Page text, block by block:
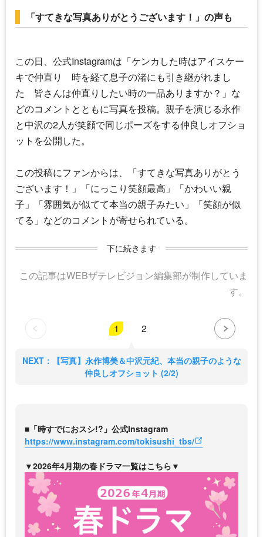
「すてきな写真ありがとうございます！」の声も
この日、公式Instagramは「ケンカした時はアイスケー
キで仲直り 時を経て息子の渚にも引き継がれまし
た 皆さんは仲直りしたい時の一品ありますか？」な
どのコメントとともに写真を投稿。親子を演じる永作
と中沢の2人が笑顔で同じポーズをする仲良しオフショ
ットを公開した。
この投稿にファンからは、「すてきな写真ありがとう
ございます！」「にっこり笑顔最高」「かわいい親
子」「雰囲気が似てて本当の親子みたい」「笑顔が似
てる」などのコメントが寄せられている。
下に続きます
この記事はWEBザテレビジョン編集部が制作していま
す。
1 2
NEXT：【写真】永作博美＆中沢元紀、本当の親子のような
仲良しオフショット (2/2)
■「時すでにおスシ!?」公式Instagram
https://www.instagram.com/tokisushi_tbs/
▼2026年4月期の春ドラマ一覧はこちら▼